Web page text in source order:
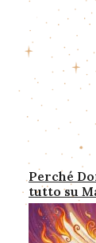
Perché
tutto su